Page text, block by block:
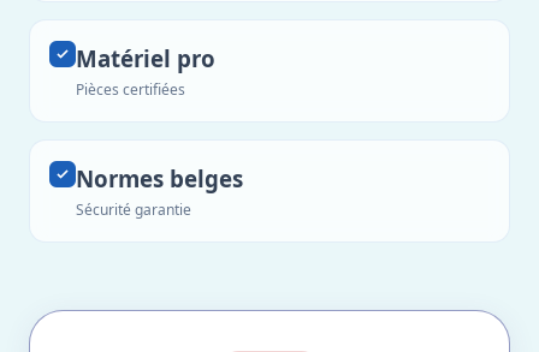
Matériel pro
Pièces certifiées
Normes belges
Sécurité garantie